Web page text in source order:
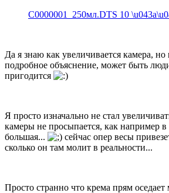
C0000001_250мл.DTS 10
Да я знаю как увеличивается камера, но
подробное объяснение, может быть
пригодится
Я просто изначально не стал
камеры не просыпается, как например в
большая...
сейчас опер весы
сколько он там молит в реальности...
Просто странно что крема прям оседает